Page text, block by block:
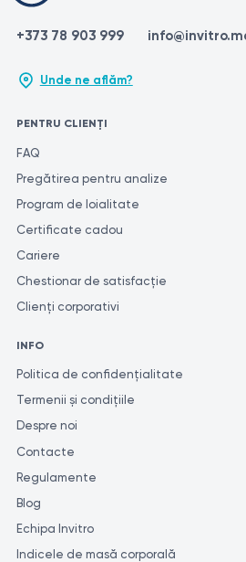
+373 78 903 999
Unde ne aflăm?
PENTRU CLIENȚI
FAQ
Pregătirea pentru analize
Program de loialitate
Certificate cadou
Cariere
Chestionar de satisfacție
Clienți corporativi
INFO
Politica de confidențialitate
Termenii și condițiile
Despre noi
Contacte
Regulamente
Blog
Echipa Invitro
Indicele de masă corporală